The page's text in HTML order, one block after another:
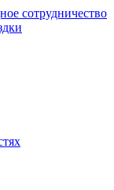
сотрудничество